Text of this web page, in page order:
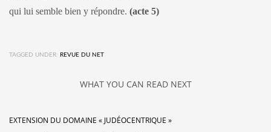
qui lui semble bien y répondre. (acte 5)
TAGGED UNDER: REVUE DU NET
WHAT YOU CAN READ NEXT
EXTENSION DU DOMAINE « JUDÉOCENTRIQUE »